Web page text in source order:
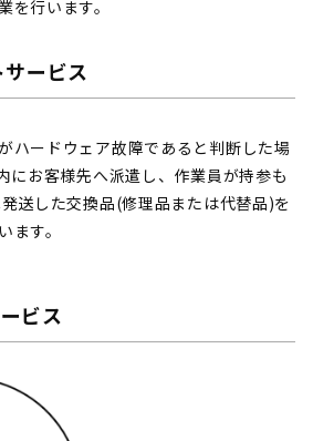
を行います。
ービス
ハードウェア故障であると判断した場
にお客様先へ派遣し、作業員が持参も
送した交換品(修理品または代替品)を
ます。
ビス